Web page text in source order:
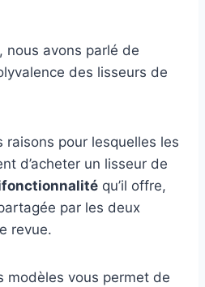
nous avons parlé de
des lisseurs de
raisons pour lesquelles les
d’acheter un lisseur de
qu’il offre,
par les deux
revue.
modèles vous permet de